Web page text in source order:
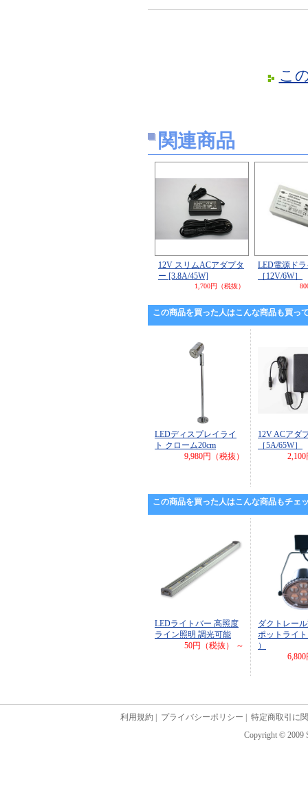
こ
関連商品
12V スリムACアダプタ
ー [3.8A/45W]
1,700円（税抜）
LED電源ド
［12V/6W］
この商品を買った人はこんな商品も買っ
LEDディスプレイライ
ト クローム20cm
9,980円（税抜）
12V ACアダ
［5A/65W］
この商品を買った人はこんな商品もチェ
LEDライトバー 高照度
ライン照明 調光可能
50円（税抜） ～
ダクトレー
ポットライ
）
利用規約 プライバシーポリシー
特定商取引に
Copyright © 2009